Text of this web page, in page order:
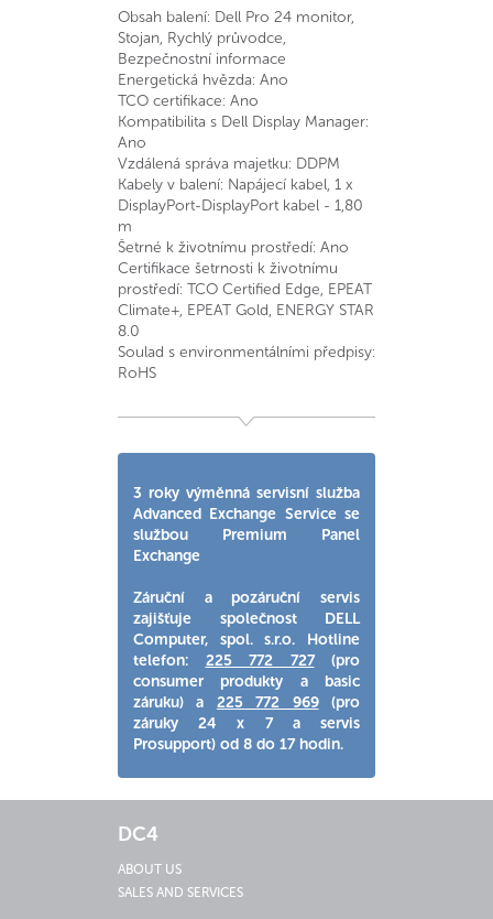
Obsah balení: Dell Pro 24 monitor,
Stojan, Rychlý průvodce,
Bezpečnostní informace
Energetická hvězda: Ano
TCO certifikace: Ano
Kompatibilita s Dell Display Manager:
Ano
Vzdálená správa majetku: DDPM
Kabely v balení: Napájecí kabel, 1 x
DisplayPort-DisplayPort kabel - 1,80
m
Šetrné k životnímu prostředí: Ano
Certifikace šetrnosti k životnímu
prostředí: TCO Certified Edge, EPEAT
Climate+, EPEAT Gold, ENERGY STAR
8.0
Soulad s environmentálními předpisy:
RoHS
3 roky výměnná servisní služba
Advanced Exchange Service se
službou Premium Panel
Exchange
Záruční a pozáruční servis
zajišťuje společnost DELL
Computer, spol. s.r.o. Hotline
telefon: 225 772 727(pro
consumer produkty a basic
záruku) a 225 772 969(pro
záruky 24 x 7 a servis
Prosupport) od 8 do 17 hodin.
DC4
ABOUT US
SALES AND SERVICES